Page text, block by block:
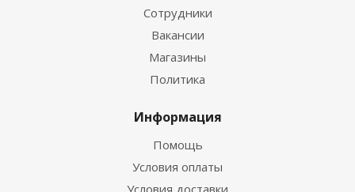
Сотрудники
Вакансии
Магазины
Политика
Информация
Помощь
Условия оплаты